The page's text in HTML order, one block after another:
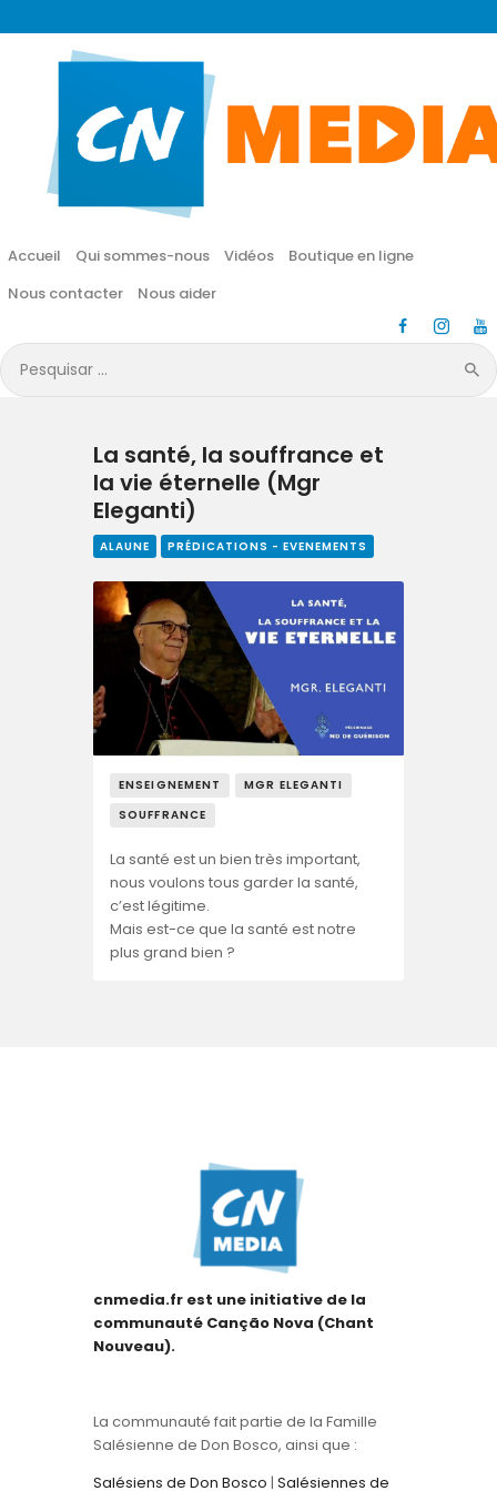
Accueil Qui sommes-nous Vidéos
Boutique en ligne
Nous contacter
Nous aider
Pesquisar
por:
CN MÉDIA
Une vie nouvelle en JESUS !
Accueil
Vidéos
Boutique en ligne
Nous aider
La santé, la souffrance et
la vie éternelle (Mgr
Eleganti)
ALAUNE PRÉDICATIONS - EVENEMENTS
ENSEIGNEMENT
MGR ELEGANTI
SOUFFRANCE
La santé est un bien très important,
nous voulons tous garder la santé,
c’est légitime.
Mais est-ce que la santé est notre
plus grand bien ?
cnmedia.fr est une initiative de la
communauté Canção Nova (Chant
Nouveau).
La communauté fait partie de la Famille
Salésienne de Don Bosco, ainsi que :
Salésiens de Don Bosco | Salésiennes de